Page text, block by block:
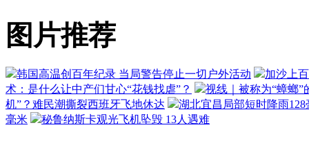
图片推荐
韩国高温创百年纪录 当局警告停止一切户外活动
加沙上
术：是什么让中产们甘心“花钱找虐”？
视线｜被称为“蟑螂
机”？难民潮撕裂西班牙飞地休达
湖北宜昌局部短时降雨
毫米
秘鲁纳斯卡观光飞机坠毁 13人遇难